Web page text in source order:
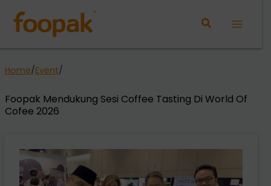
konten
Home/Event/
Foopak Mendukung Sesi Coffee Tasting Di World Of
Cofee 2026